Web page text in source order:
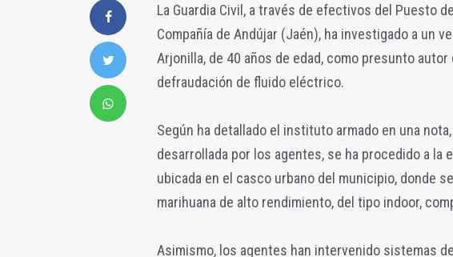
La Guardia Civil, a través de efectivos del Puesto
Compañía de Andújar (Jaén), ha investigado a un
Arjonilla, de 40 años de edad, como presunto
defraudación de fluido eléctrico.
Según ha detallado el instituto armado en una
desarrollada por los agentes, se ha procedido a la
ubicada en el casco urbano del municipio, donde
marihuana de alto rendimiento, del tipo indoor,
Asimismo, los agentes han intervenido sistemas